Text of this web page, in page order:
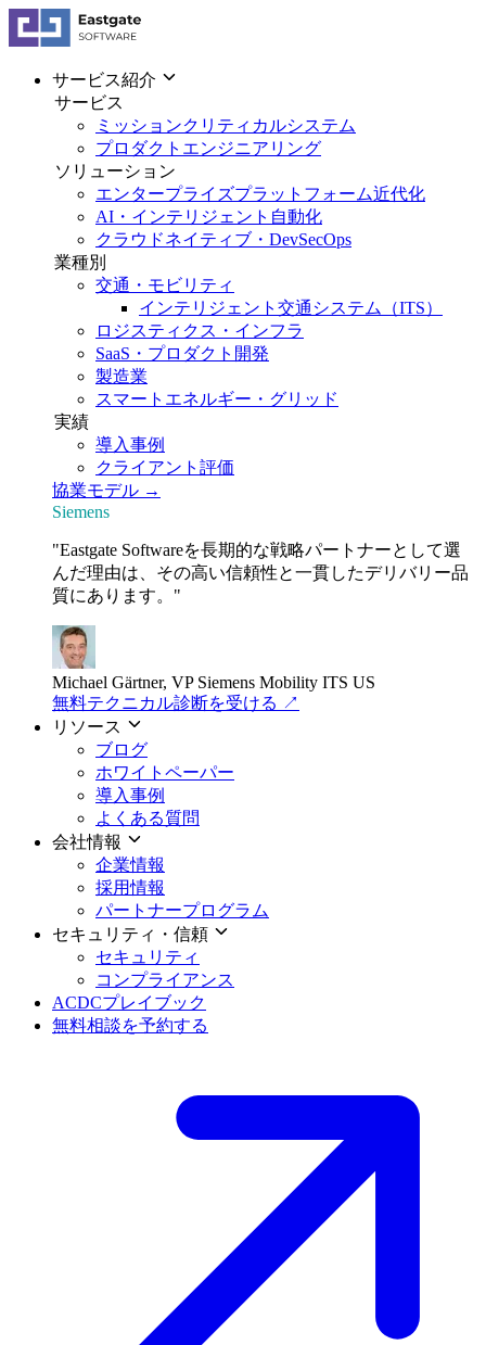
サービス紹介
サービス
ミッションクリティカルシステム
プロダクトエンジニアリング
ソリューション
エンタープライズプラットフォーム近代化
AI・インテリジェント自動化
クラウドネイティブ・DevSecOps
業種別
交通・モビリティ
インテリジェント交通システム（ITS）
ロジスティクス・インフラ
SaaS・プロダクト開発
製造業
スマートエネルギー・グリッド
実績
導入事例
クライアント評価
協業モデル →
Siemens
"Eastgate Softwareを長期的な戦略パートナーとして選
んだ理由は、その高い信頼性と一貫したデリバリー品
質にあります。"
Michael Gärtner, VP Siemens Mobility ITS US
無料テクニカル診断を受ける ↗
リソース
ブログ
ホワイトペーパー
導入事例
よくある質問
会社情報
企業情報
採用情報
パートナープログラム
セキュリティ・信頼
セキュリティ
コンプライアンス
ACDCプレイブック
無料相談を予約する